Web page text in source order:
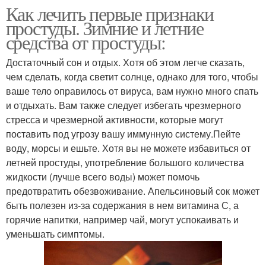
Как лечить первые признаки
простуды. Зимние и летние
средства от простуды:
Достаточный сон и отдых. Хотя об этом легче сказать,
чем сделать, когда светит солнце, однако для того, чтобы
ваше тело оправилось от вируса, вам нужно много спать
и отдыхать. Вам также следует избегать чрезмерного
стресса и чрезмерной активности, которые могут
поставить под угрозу вашу иммунную систему.Пейте
воду, морсы и ешьте. Хотя вы не можете избавиться от
летней простуды, употребление большого количества
жидкости (лучше всего воды) может помочь
предотвратить обезвоживание. Апельсиновый сок может
быть полезен из-за содержания в нем витамина С, а
горячие напитки, например чай, могут успокаивать и
уменьшать симптомы.